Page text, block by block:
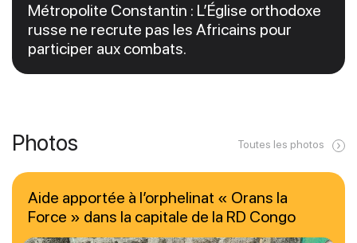
Métropolite Constantin : L’Église orthodoxe
russe ne recrute pas les Africains pour
participer aux combats.
Photos Toutes les photos
Aide apportée à l’orphelinat « Orans la
Force » dans la capitale de la RD Congo